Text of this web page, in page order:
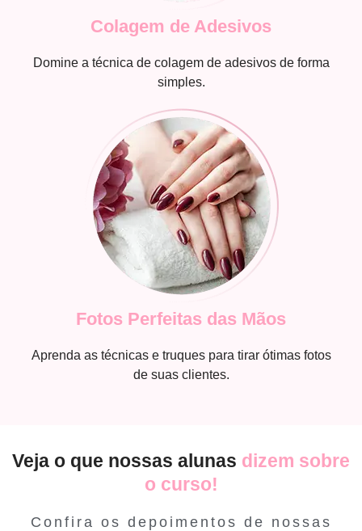
Colagem de Adesivos
Domine a técnica de colagem de adesivos de forma
simples.
Fotos Perfeitas das Mãos
Aprenda as técnicas e truques para tirar ótimas fotos
de suas clientes.
Veja o que nossas alunas dizem sobre
o curso!
Confira os depoimentos de nossas